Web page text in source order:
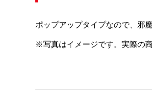
ポップアップタイプなので、邪
※写真はイメージです。実際の